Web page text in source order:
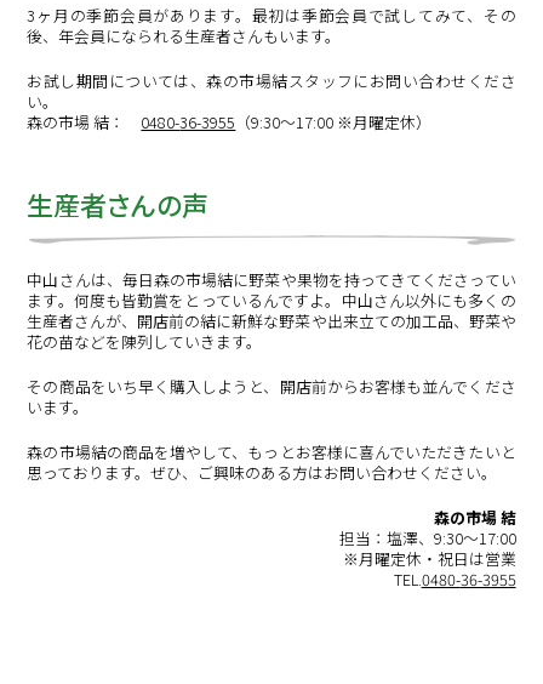
3ヶ月の季節会員があります。最初は季節会員で試してみて、その
後、年会員になられる生産者さんもいます。
お試し期間については、森の市場結スタッフにお問い合わせくださ
い。
森の市場 結： 0480-36-3955 （9:30～17:00 ※月曜定休）
生産者さんの声
中山さんは、毎日森の市場結に野菜や果物を持ってきてくださってい
ます。何度も皆勤賞をとっているんですよ。中山さん以外にも多くの
生産者さんが、開店前の結に新鮮な野菜や出来立ての加工品、野菜や
花の苗などを陳列していきます。
その商品をいち早く購入しようと、開店前からお客様も並んでくださ
います。
森の市場結の商品を増やして、もっとお客様に喜んでいただきたいと
思っております。ぜひ、ご興味のある方はお問い合わせください。
森の市場 結
担当：塩澤、9:30～17:00
※月曜定休・祝日は営業
TEL.0480-36-3955